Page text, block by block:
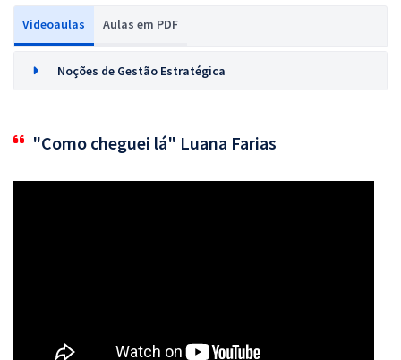
Videoaulas Aulas em PDF
Noções de Gestão Estratégica
"Como cheguei lá" Luana Farias